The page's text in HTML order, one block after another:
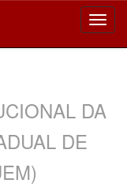
DA
DE